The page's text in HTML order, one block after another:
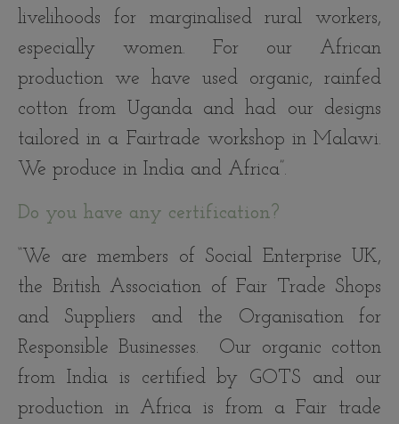
livelihoods for marginalised rural workers,
especially women. For our African
production we have used organic, rainfed
cotton from Uganda and had our designs
tailored in a Fairtrade workshop in Malawi.
We produce in India and Africa”.
Do you have any certification?
“We are members of Social Enterprise UK,
the British Association of Fair Trade Shops
and Suppliers and the Organisation for
Responsible Businesses. Our organic cotton
from India is certified by GOTS and our
production in Africa is from a Fair trade